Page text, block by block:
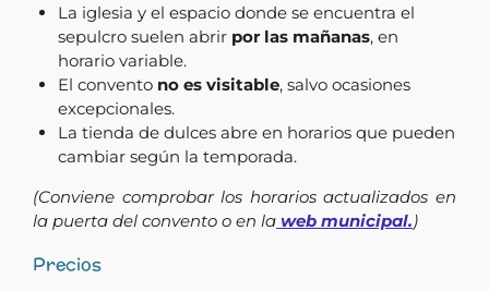
La iglesia y el espacio donde se encuentra el
sepulcro suelen abrir por las mañanas, en
horario variable.
El convento no es visitable, salvo ocasiones
excepcionales.
La tienda de dulces abre en horarios que pueden
cambiar según la temporada.
(Conviene comprobar los horarios actualizados en
la puerta del convento o en la web municipal.)
Precios